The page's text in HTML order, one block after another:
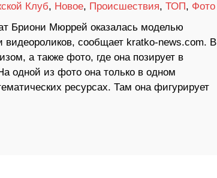
Клуб, Новое, Происшествия, ТОП, Фото
Бриони Мюррей оказалась моделью
видеороликов, сообщает kratko-news.com. В
а также фото, где она позирует в
одной из фото она только в одном
ресурсах. Там она фигурирует